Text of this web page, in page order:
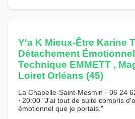
Y'a K Mieux-Être Karine
Détachement
Technique EMMETT ,
Loiret Orléans (45)
La Chapelle-Saint-Mesmin · 06 24
⋅ 20:00 "J'ai tout de suite compris
émotionnel que je portais."